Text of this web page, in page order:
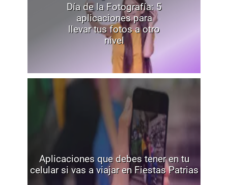
Día de la Fotografía: 5
aplicaciones para
llevar tus fotos a otro
nivel
Aplicaciones que debes tener en tu
celular si vas a viajar en Fiestas Patrias